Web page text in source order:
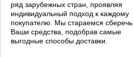
ряд зарубежных стран, проявляя
индивидуальный подход к каждому
покупателю. Мы стараемся сберечь
Ваши средства, подобрав самые
выгодные способы доставки.